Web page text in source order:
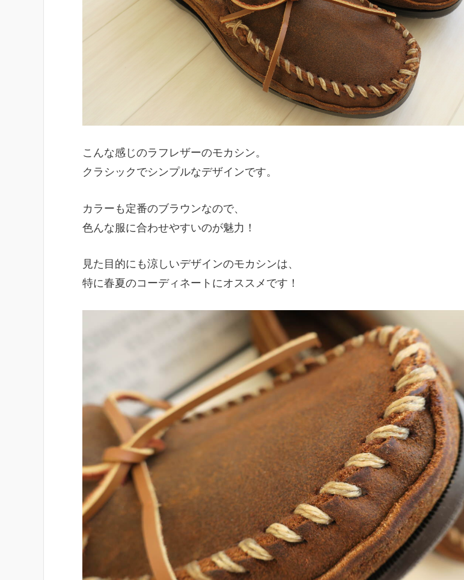
こんな感じのラフレザーのモカシン。
クラシックでシンプルなデザインです。
カラーも定番のブラウンなので、
色んな服に合わせやすいのが魅力！
見た目的にも涼しいデザインのモカシンは、
特に春夏のコーディネートにオススメです！